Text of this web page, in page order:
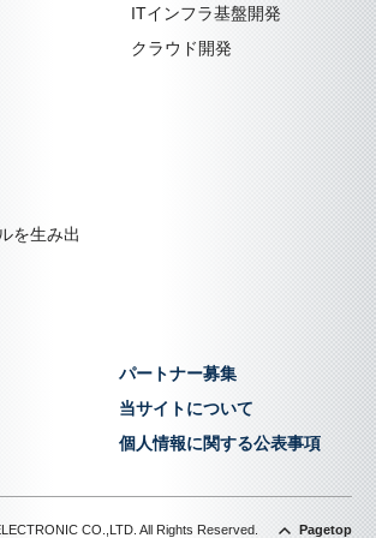
ITインフラ基盤開発
クラウド開発
を生み出
パートナー募集
当サイトについて
個人情報に関する公表事項
CO.,LTD. All Rights Reserved. Pagetop